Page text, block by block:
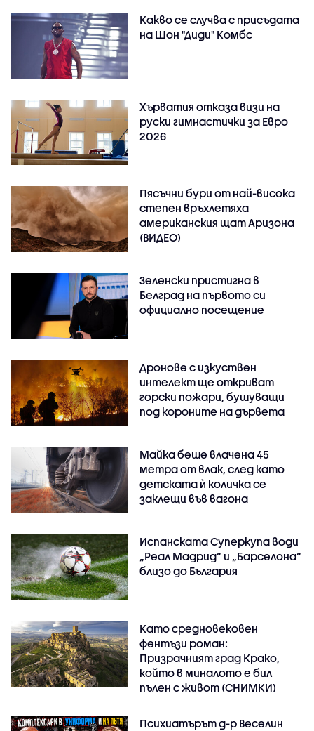
Какво се случва с присъдата
на Шон "Диди" Комбс
Хърватия отказа визи на
руски гимнастички за Евро
2026
Пясъчни бури от най-висока
степен връхлетяха
американския щат Аризона
(ВИДЕО)
Зеленски пристигна в
Белград на първото си
официално посещение
Дронове с изкуствен
интелект ще откриват
горски пожари, бушуващи
под короните на дървета
Майка беше влачена 45
метра от влак, след като
детската ѝ количка се
заклещи във вагона
Испанската Суперкупа води
„Реал Мадрид“ и „Барселона“
близо до България
Като средновековен
фентъзи роман:
Призрачният град Крако,
който в миналото е бил
пълен с живот (СНИМКИ)
Психиатърът д-р Веселин